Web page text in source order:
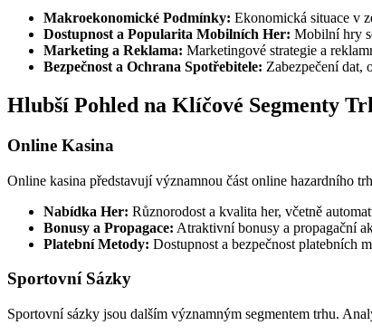
Makroekonomické Podmínky: Ekonomická situace v
Dostupnost a Popularita Mobilních Her: Mobilní hry
Marketing a Reklama: Marketingové strategie a
Bezpečnost a Ochrana Spotřebitele: Zabezpečení dat,
Hlubší Pohled na Klíčové Segmenty
Online Kasina
Online kasina představují významnou část online hazardního
Nabídka Her: Různorodost a kvalita her, včetně
Bonusy a Propagace: Atraktivní bonusy a propagační
Platební Metody: Dostupnost a bezpečnost platebních
Sportovní Sázky
Sportovní sázky jsou dalším významným segmentem trhu.